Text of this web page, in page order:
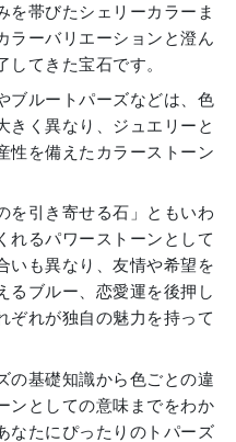
を帯びたシェリーカラーま
ラーバリエーションと澄ん
てきた宝石です。
ブルートパーズなどは、色
きく異なり、ジュエリーと
性を備えたカラーストーン
を引き寄せる石」ともいわ
れるパワーストーンとして
いも異なり、友情や希望を
るブルー、恋愛運を後押し
ぞれが独自の魅力を持って
の基礎知識から色ごとの違
ンとしての意味までをわか
なたにぴったりのトパーズ